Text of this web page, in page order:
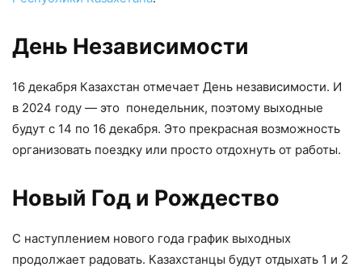
День Независимости
16 декабря Казахстан отмечает День независимости. И
в 2024 году — это понедельник, поэтому выходные
будут с 14 по 16 декабря. Это прекрасная возможность
организовать поездку или просто отдохнуть от работы.
Новый Год и Рождество
С наступлением нового года график выходных
продолжает радовать. Казахстанцы будут отдыхать 1 и 2